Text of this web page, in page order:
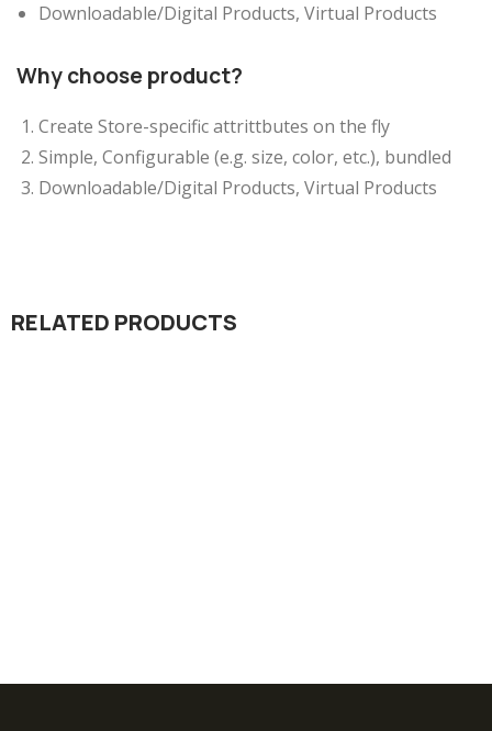
Downloadable/Digital Products, Virtual Products
Why choose product?
Create Store-specific attrittbutes on the fly
Simple, Configurable (e.g. size, color, etc.), bundled
Downloadable/Digital Products, Virtual Products
RELATED PRODUCTS